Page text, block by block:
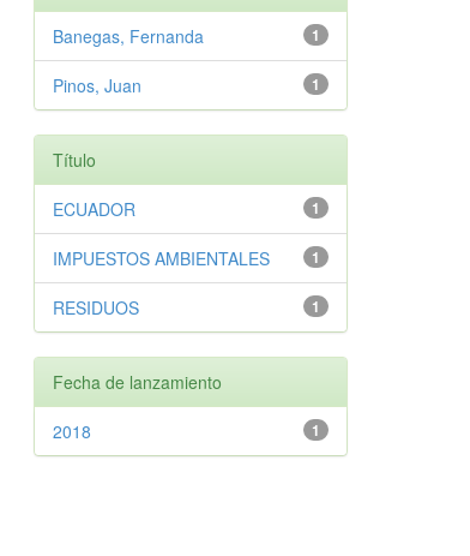
1
Banegas, Fernanda
1
Pinos, Juan
Título
1
ECUADOR
1
IMPUESTOS AMBIENTALES
1
RESIDUOS
Fecha de lanzamiento
1
2018